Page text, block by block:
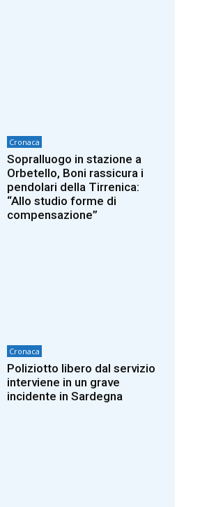
Cronaca
Sopralluogo in stazione a
Orbetello, Boni rassicura i
pendolari della Tirrenica:
“Allo studio forme di
compensazione”
Cronaca
Poliziotto libero dal servizio
interviene in un grave
incidente in Sardegna